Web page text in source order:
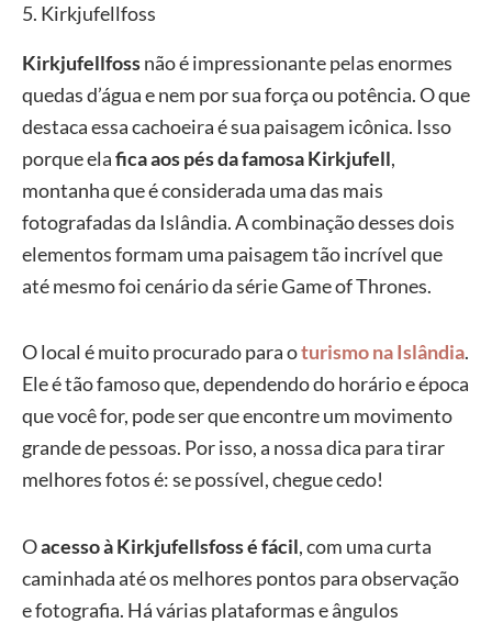
5. Kirkjufellfoss
Kirkjufellfossnão é impressionante pelas enormes
quedas d’água e nem por sua força ou potência. O que
destaca essa cachoeira é sua paisagem icônica. Isso
porque elafica aos pés da famosa Kirkjufell,
montanha que é considerada uma das mais
fotografadas da Islândia. A combinação desses dois
elementos formam uma paisagem tão incrível que
até mesmo foi cenário da série Game of Thrones.
O local é muito procurado para oturismo na Islândia.
Ele é tão famoso que, dependendo do horário e época
que você for, pode ser que encontre um movimento
grande de pessoas. Por isso, a nossa dica para tirar
melhores fotos é: se possível, chegue cedo!
Oacesso à Kirkjufellsfoss é fácil, com uma curta
caminhada até os melhores pontos para observação
e fotografia. Há várias plataformas e ângulos